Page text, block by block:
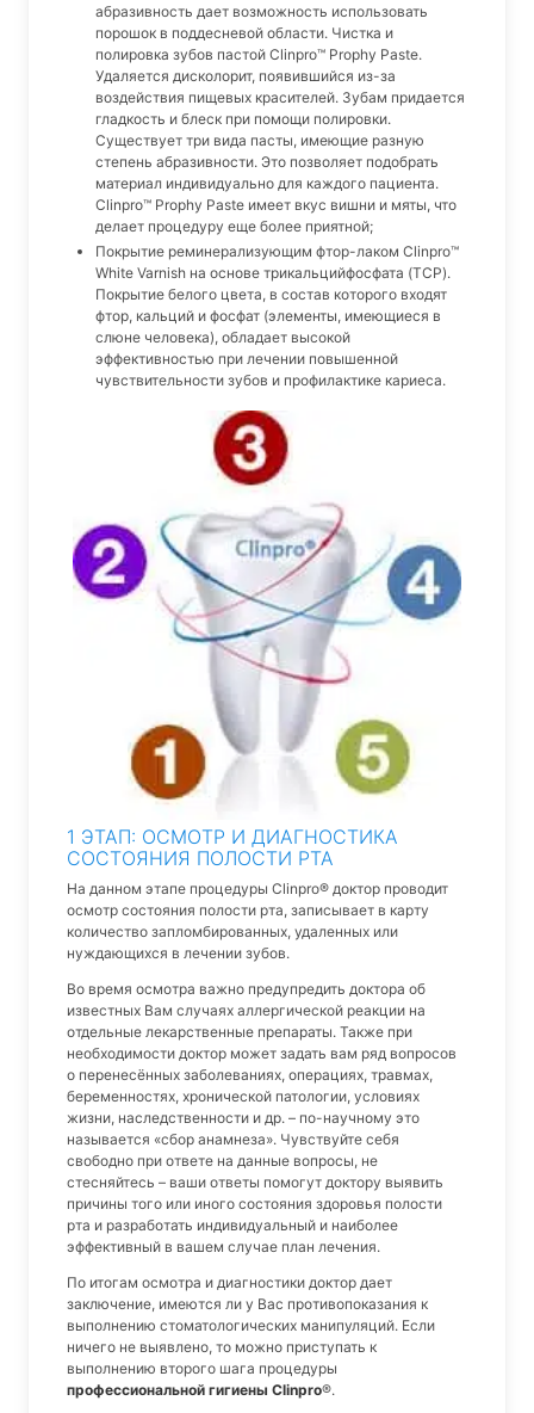
абразивность дает возможность использовать
порошок в поддесневой области. Чистка и
полировка зубов пастой Clinpro™ Prophy Paste.
Удаляется дисколорит, появившийся из-за
воздействия пищевых красителей. Зубам придается
гладкость и блеск при помощи полировки.
Существует три вида пасты, имеющие разную
степень абразивности. Это позволяет подобрать
материал индивидуально для каждого пациента.
Clinpro™ Prophy Paste имеет вкус вишни и мяты, что
делает процедуру еще более приятной;
Покрытие реминерализующим фтор-лаком Clinpro™
White Varnish на основе трикальцийфосфата (TCP).
Покрытие белого цвета, в состав которого входят
фтор, кальций и фосфат (элементы, имеющиеся в
слюне человека), обладает высокой
эффективностью при лечении повышенной
чувствительности зубов и профилактике кариеса.
1 ЭТАП: ОСМОТР И ДИАГНОСТИКА
СОСТОЯНИЯ ПОЛОСТИ РТА
На данном этапе процедуры Clinpro® доктор проводит
осмотр состояния полости рта, записывает в карту
количество запломбированных, удаленных или
нуждающихся в лечении зубов.
Во время осмотра важно предупредить доктора об
известных Вам случаях аллергической реакции на
отдельные лекарственные препараты. Также при
необходимости доктор может задать вам ряд вопросов
о перенесённых заболеваниях, операциях, травмах,
беременностях, хронической патологии, условиях
жизни, наследственности и др. – по-научному это
называется «сбор анамнеза». Чувствуйте себя
свободно при ответе на данные вопросы, не
стесняйтесь – ваши ответы помогут доктору выявить
причины того или иного состояния здоровья полости
рта и разработать индивидуальный и наиболее
эффективный в вашем случае план лечения.
По итогам осмотра и диагностики доктор дает
заключение, имеются ли у Вас противопоказания к
выполнению стоматологических манипуляций. Если
ничего не выявлено, то можно приступать к
выполнению второго шага процедуры
профессиональной гигиены Clinpro®.